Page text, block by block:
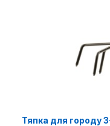
Тяпка для городу